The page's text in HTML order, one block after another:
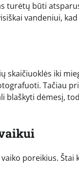
turėtų būti
vandeniui,
skaičiuoklės iki
Tačiau
blaškyti dėmesį,
poreikius. Štai